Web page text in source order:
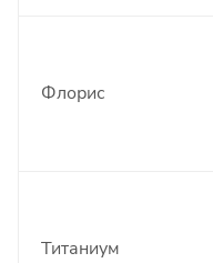
Флорис
Титаниум